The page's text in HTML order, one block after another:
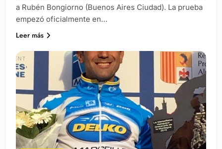
a Rubén Bongiorno (Buenos Aires Ciudad). La prueba
empezó oficialmente en…
Leer más